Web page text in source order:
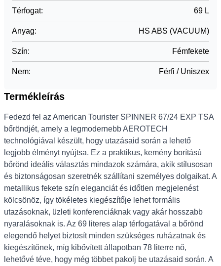
Térfogat: 69 L
Anyag: HS ABS (VACUUM)
Szín: Fémfekete
Nem: Férfi / Uniszex
Termékleírás
Fedezd fel az American Tourister SPINNER 67/24 EXP TSA
bőröndjét, amely a legmodernebb AEROTECH
technológiával készült, hogy utazásaid során a lehető
legjobb élményt nyújtsa. Ez a praktikus, kemény borítású
bőrönd ideális választás mindazok számára, akik stílusosan
és biztonságosan szeretnék szállítani személyes dolgaikat. A
metallikus fekete szín eleganciát és időtlen megjelenést
kölcsönöz, így tökéletes kiegészítője lehet formális
utazásoknak, üzleti konferenciáknak vagy akár hosszabb
nyaralásoknak is. Az 69 literes alap térfogatával a bőrönd
elegendő helyet biztosít minden szükséges ruházatnak és
kiegészítőnek, míg kibővített állapotban 78 literre nő,
lehetővé téve, hogy még többet pakolj be utazásaid során. A